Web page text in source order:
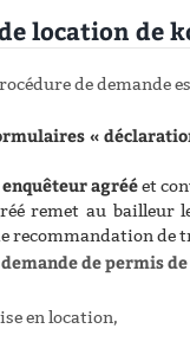
location de
de demande
«
agrééet
remet au bailleur
recommandation de
demande de permis
en location,